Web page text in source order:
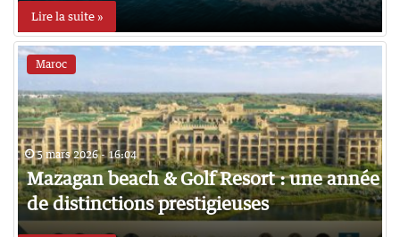
Lire la suite »
Maroc
5 mars 2026 - 16:04
Mazagan beach & Golf Resort : une année
de distinctions prestigieuses